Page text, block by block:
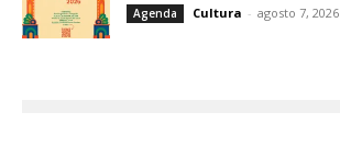
Agenda Cultura - agosto 7, 2026